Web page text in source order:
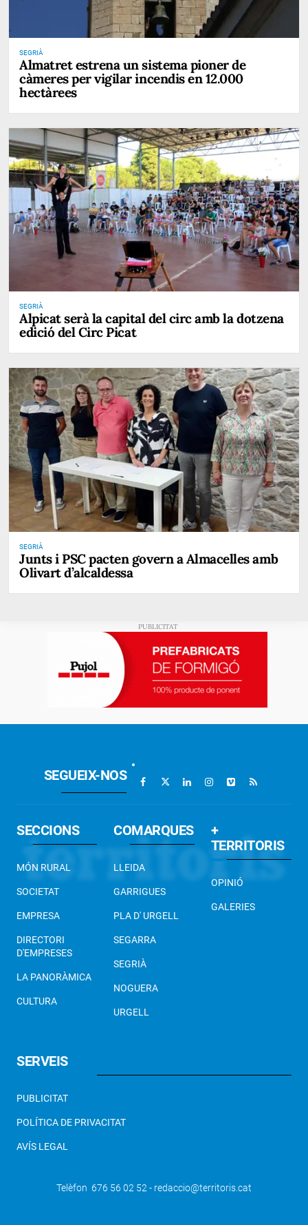
SEGRIÀ
Almatret estrena un sistema pioner de
càmeres per vigilar incendis en 12.000
hectàrees
SEGRIÀ
Alpicat serà la capital del circ amb la dotzena
edició del Circ Picat
SEGRIÀ
Junts i PSC pacten govern a Almacelles amb
Olivart d’alcaldessa
SEGUEIX-NOS
SECCIONS
MÓN RURAL
SOCIETAT
EMPRESA
DIRECTORI
D'EMPRESES
LA PANORÀMICA
CULTURA
COMARQUES
LLEIDA
GARRIGUES
PLA D' URGELL
SEGARRA
SEGRIÀ
NOGUERA
URGELL
+
TERRITORIS
OPINIÓ
GALERIES
SERVEIS
PUBLICITAT
POLÍTICA DE PRIVACITAT
AVÍS LEGAL
Telèfon 676 56 02 52 - redaccio@territoris.cat